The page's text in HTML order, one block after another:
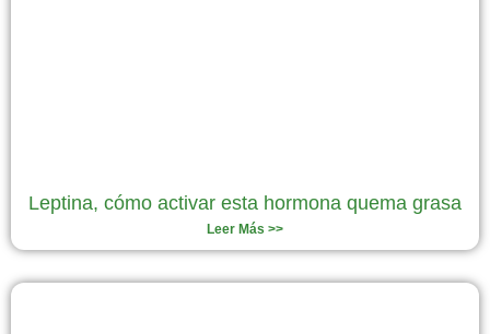
Leptina, cómo activar esta hormona quema grasa
Leer Más >>